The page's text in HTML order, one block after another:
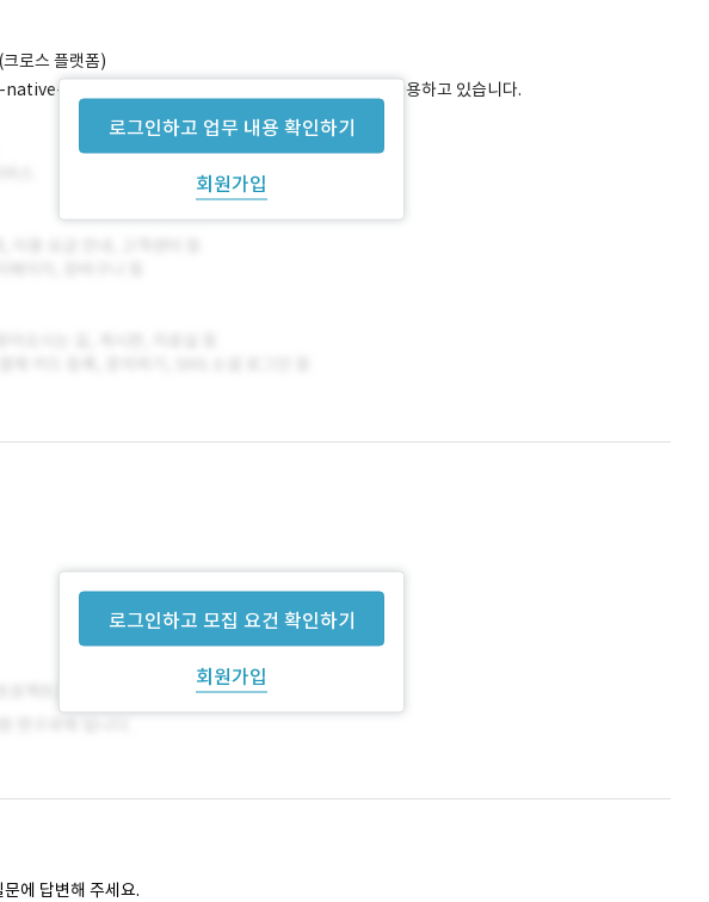
로그인하고 업무 내용 확인하기
회원가입
로스 플랫폼)
track-player] 2.1.4 버전을 커스터마이징하여 사용하고 있습니다.
로그인하고 모집 요건 확인하기
회원가입
에 답변해 주세요.